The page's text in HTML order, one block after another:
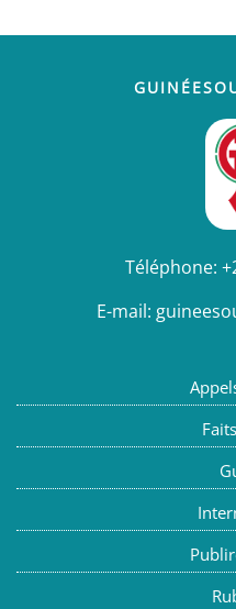
Téléphone:
E-mail: